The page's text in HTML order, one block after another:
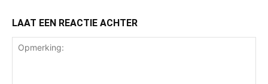
LAAT EEN REACTIE ACHTER